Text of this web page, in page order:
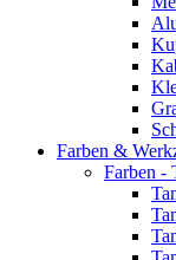
Farben &
Farben -